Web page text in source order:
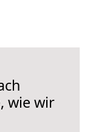
wie wir